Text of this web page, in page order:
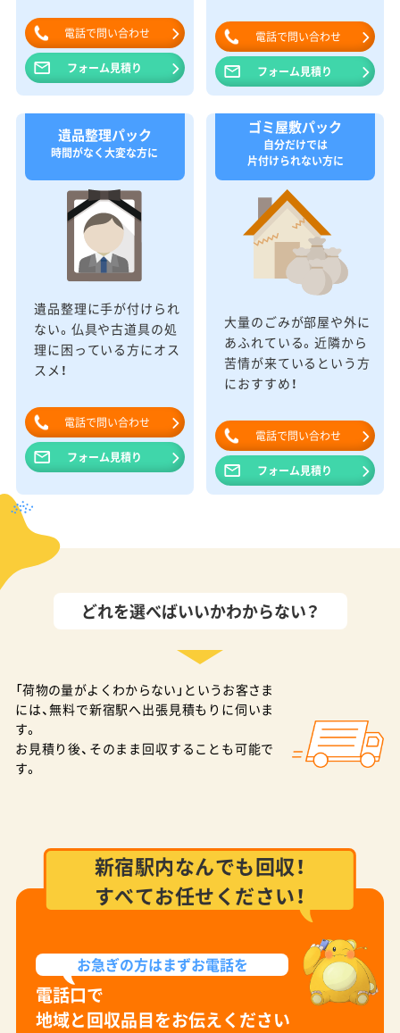
電話で問い合わせ
フォーム見積り
電話で問い合わせ
フォーム見積り
遺品整理パック
時間がなく大変な方に
遺品整理に手が付けられ
ない。仏具や古道具の処
理に困っている方にオス
スメ！
電話で問い合わせ
フォーム見積り
ゴミ屋敷パック
自分だけでは
片付けられない方に
大量のごみが部屋や外に
あふれている。近隣から
苦情が来ているという方
におすすめ！
電話で問い合わせ
フォーム見積り
どれを選べばいいかわからない？
「荷物の量がよくわからない」というお客さま
には、無料で新宿駅へ出張見積もりに伺いま
す。
お見積り後、そのまま回収することも可能で
す。
新宿駅内なんでも回収！
すべてお任せください！
お急ぎの方はまずお電話を
電話口で
地域と回収品目をお伝えください